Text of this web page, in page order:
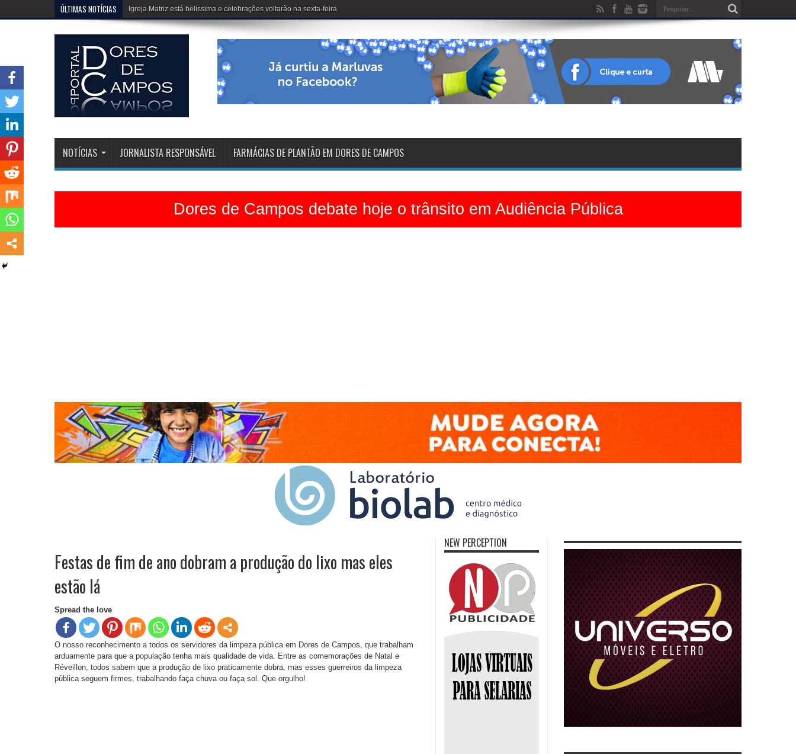
ÚLTIMAS NOTÍCIAS Erivélton e HJ, fazem um trabalho extraordinário no Clube dos 50
NOTÍCIAS JORNALISTA RESPONSÁVEL FARMÁCIAS DE PLANTÃO EM DORES DE CAMPOS
Dores de Campos debate hoje o trânsito em Audiência Pública
Festas de fim de ano dobram a produção do lixo mas eles
estão lá
Spread the love
O nosso reconhecimento a todos os servidores da limpeza pública em Dores de Campos, que trabalham
arduamente para que a população tenha mais qualidade de vida. Entre as comemorações de Natal e
Réveillon, todos sabem que a produção de lixo praticamente dobra, mas esses guerreiros da limpeza
pública seguem firmes, trabalhando faça chuva ou faça sol. Que orgulho!
NEW PERCEPTION